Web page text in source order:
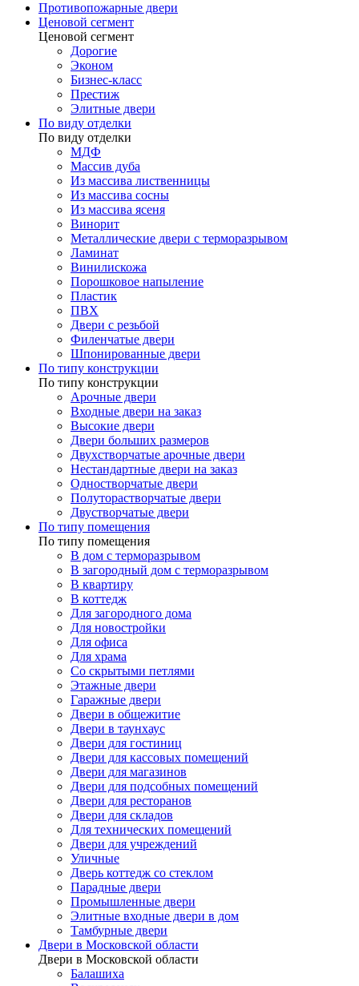
Противопожарные двери
Ценовой сегмент
Ценовой сегмент
Дорогие
Эконом
Бизнес-класс
Престиж
Элитные двери
По виду отделки
По виду отделки
МДФ
Массив дуба
Из массива лиственницы
Из массива сосны
Из массива ясеня
Винорит
Металлические двери с терморазрывом
Ламинат
Винилискожа
Порошковое напыление
Пластик
ПВХ
Двери с резьбой
Филенчатые двери
Шпонированные двери
По типу конструкции
По типу конструкции
Арочные двери
Входные двери на заказ
Высокие двери
Двери больших размеров
Двухстворчатые арочные двери
Нестандартные двери на заказ
Одностворчатые двери
Полуторастворчатые двери
Двустворчатые двери
По типу помещения
По типу помещения
В дом с терморазрывом
В загородный дом с терморазрывом
В квартиру
В коттедж
Для загородного дома
Для новостройки
Для офиса
Для храма
Со скрытыми петлями
Этажные двери
Гаражные двери
Двери в общежитие
Двери в таунхаус
Двери для гостиниц
Двери для кассовых помещений
Двери для магазинов
Двери для подсобных помещений
Двери для ресторанов
Двери для складов
Для технических помещений
Двери для учреждений
Уличные
Дверь коттедж со стеклом
Парадные двери
Промышленные двери
Элитные входные двери в дом
Тамбурные двери
Двери в Московской области
Двери в Московской области
Балашиха